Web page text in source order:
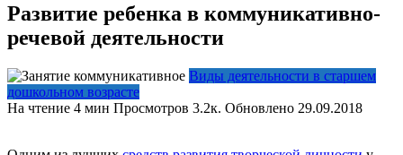
Развитие ребенка в коммуникативно-
речевой деятельности
Виды деятельности в старшем
дошкольном возрасте
На чтение 4 мин Просмотров 3.2к. Обновлено 29.09.2018